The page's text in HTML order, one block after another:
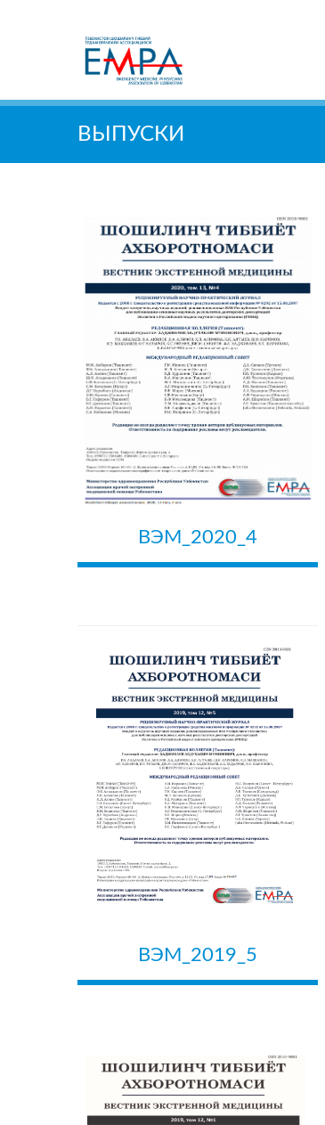
Поиск
ВЫПУСКИ
ВЭМ_2020_4
ВЭМ_2019_5